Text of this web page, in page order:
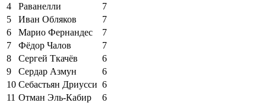
4
Раванелли
7
5
Иван Обляков
7
6
Марио Фернандес
7
7
Фёдор Чалов
7
8
Сергей Ткачёв
6
9
Сердар Азмун
6
10 Себастьян Дриусси 6
11 Отман Эль-Кабир
6